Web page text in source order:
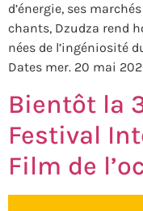
d’énergie, ses
chants, Dzudza rend
nées de l’ingéniosité
Dates mer. 20 mai
Bientôt la
Festival
Film de